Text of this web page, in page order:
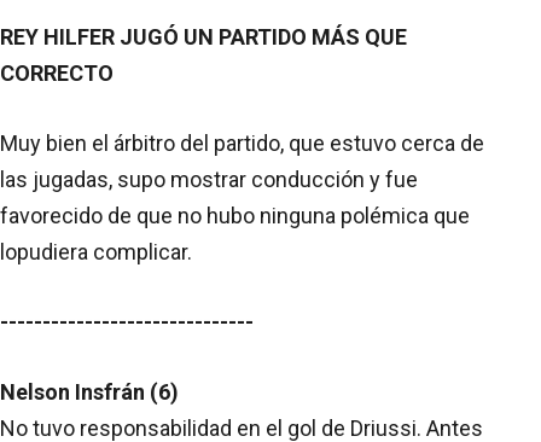
REY HILFER JUGÓ UN PARTIDO MÁS QUE
CORRECTO
Muy bien el árbitro del partido, que estuvo cerca de
las jugadas, supo mostrar conducción y fue
favorecido de que no hubo ninguna polémica que
lopudiera complicar.
------------------------------
Nelson Insfrán (6)
No tuvo responsabilidad en el gol de Driussi. Antes